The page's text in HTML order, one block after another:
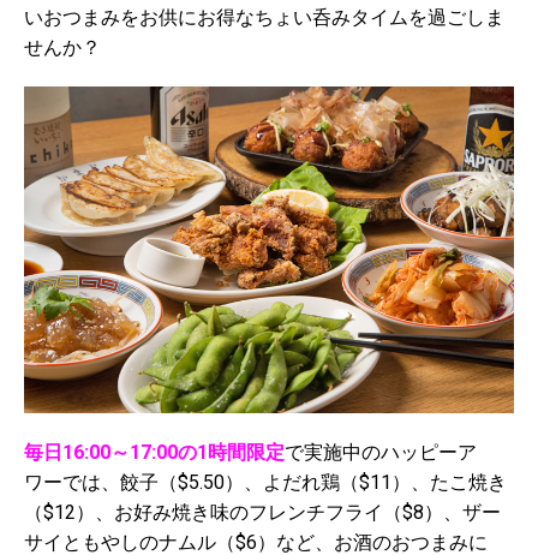
いおつまみをお供にお得なちょい呑みタイムを過ごしま
せんか？
毎日16:00～17:00の1時間限定で実施中のハッピーア
ワーでは、餃子（$5.50）、よだれ鶏（$11）、たこ焼き
（$12）、お好み焼き味のフレンチフライ（$8）、ザー
サイともやしのナムル（$6）など、お酒のおつまみに